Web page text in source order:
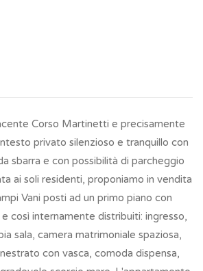
Corso Martinetti e precisamente
privato silenzioso e tranquillo con
sbarra e con possibilità di parcheggio
ai soli residenti, proponiamo in vendita
Vani posti ad un primo piano con
così internamente distribuiti: ingresso,
sala, camera matrimoniale spaziosa,
con vasca, comoda dispensa,